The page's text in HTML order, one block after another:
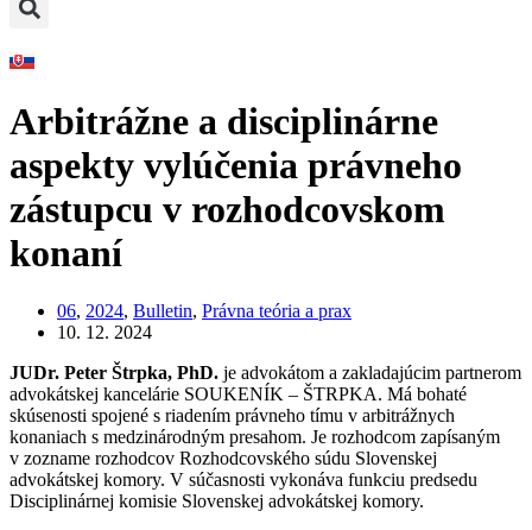
Arbitrážne a disciplinárne
aspekty vylúčenia právneho
zástupcu v rozhodcovskom
konaní
06, 2024, Bulletin, Právna teória a prax
10. 12. 2024
JUDr. Peter Štrpka, PhD. je advokátom a zakladajúcim partnerom
advokátskej kancelárie SOUKENÍK – ŠTRPKA. Má bohaté
skúsenosti spojené s riadením právneho tímu v arbitrážnych
konaniach s medzinárodným presahom. Je rozhodcom zapísaným
v zozname rozhodcov Rozhodcovského súdu Slovenskej
advokátskej komory. V súčasnosti vykonáva funkciu predsedu
Disciplinárnej komisie Slovenskej advokátskej komory.